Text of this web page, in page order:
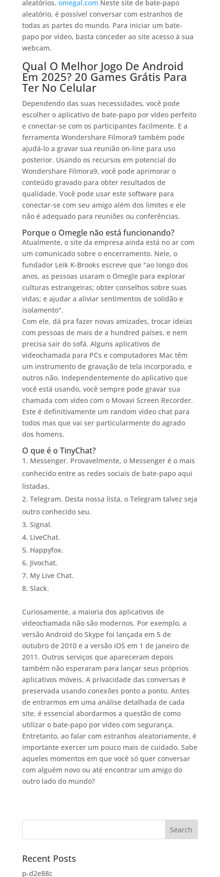
aleatórios. omegal.com Neste site de bate-papo
aleatório, é possível conversar com estranhos de
todas as partes do mundo. Para iniciar um bate-
papo por vídeo, basta conceder ao site acesso à sua
webcam.
Qual O Melhor Jogo De Android
Em 2025? 20 Games Grátis Para
Ter No Celular
Dependendo das suas necessidades, você pode
escolher o aplicativo de bate-papo por vídeo perfeito
e conectar-se com os participantes facilmente. E a
ferramenta Wondershare Filmora9 também pode
ajudá-lo a gravar sua reunião on-line para uso
posterior. Usando os recursos em potencial do
Wondershare Filmora9, você pode aprimorar o
conteúdo gravado para obter resultados de
qualidade. Você pode usar este software para
conectar-se com seu amigo além dos limites e ele
não é adequado para reuniões ou conferências.
Porque o Omegle não está funcionando?
Atualmente, o site da empresa ainda está no ar com
um comunicado sobre o encerramento. Nele, o
fundador Leik K-Brooks escreve que "ao longo dos
anos, as pessoas usaram o Omegle para explorar
culturas estrangeiras; obter conselhos sobre suas
vidas; e ajudar a aliviar sentimentos de solidão e
isolamento".
Com ele, dá pra fazer novas amizades, trocar ideias
com pessoas de mais de a hundred países, e nem
precisa sair do sofá. Alguns aplicativos de
videochamada para PCs e computadores Mac têm
um instrumento de gravação de tela incorporado, e
outros não. Independentemente do aplicativo que
você está usando, você sempre pode gravar sua
chamada com vídeo com o Movavi Screen Recorder.
Este é definitivamente um random video chat para
todos mas que vai ser particularmente do agrado
dos homens.
O que é o TinyChat?
Messenger. Provavelmente, o Messenger é o mais
conhecido entre as redes sociais de bate-papo aqui
listadas.
Telegram. Desta nossa lista, o Telegram talvez seja
outro conhecido seu.
Signal.
LiveChat.
Happyfox.
Jivochat.
My Live Chat.
Slack.
Curiosamente, a maioria dos aplicativos de
videochamada não são modernos. Por exemplo, a
versão Android do Skype foi lançada em 5 de
outubro de 2010 e a versão iOS em 1 de janeiro de
2011. Outros serviços que apareceram depois
também não esperaram para lançar seus próprios
aplicativos móveis. A privacidade das conversas é
preservada usando conexões ponto a ponto. Antes
de entrarmos em uma análise detalhada de cada
site, é essencial abordarmos a questão de como
utilizar o bate-papo por vídeo com segurança.
Entretanto, ao falar com estranhos aleatoriamente, é
importante exercer um pouco mais de cuidado. Sabe
aqueles momentos em que você só quer conversar
com alguém novo ou até encontrar um amigo do
outro lado do mundo?
Recent Posts
p-d2e88c